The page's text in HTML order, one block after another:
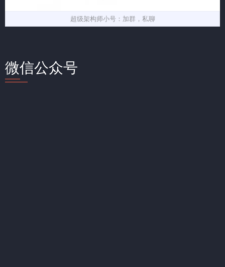
超级架构师小号：加群，私聊
微信公众号